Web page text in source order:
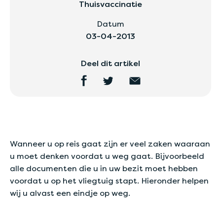
Thuisvaccinatie
Datum
03-04-2013
Deel dit artikel
Wanneer u op reis gaat zijn er veel zaken waaraan
u moet denken voordat u weg gaat. Bijvoorbeeld
alle documenten die u in uw bezit moet hebben
voordat u op het vliegtuig stapt. Hieronder helpen
wij u alvast een eindje op weg.